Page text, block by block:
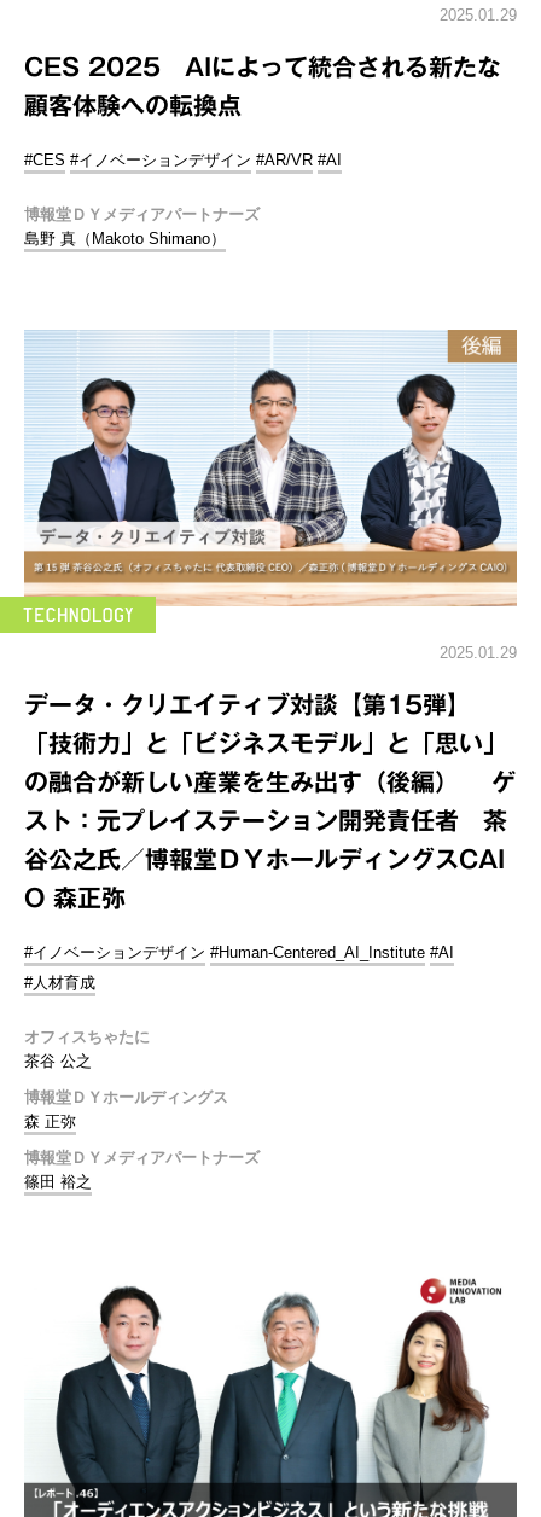
2025.01.29
CES 2025 AIによって統合される新たな
顧客体験への転換点
#CES #イノベーションデザイン #AR/VR #AI
博報堂ＤＹメディアパートナーズ
島野 真（Makoto Shimano）
2025.01.29
データ・クリエイティブ対談【第15弾】
「技術力」と「ビジネスモデル」と「思い」
の融合が新しい産業を生み出す（後編） ゲ
スト：元プレイステーション開発責任者 茶
谷公之氏／博報堂ＤＹホールディングスCAI
O 森正弥
#イノベーションデザイン #Human-Centered_AI_Institute #AI
#人材育成
オフィスちゃたに
茶谷 公之
博報堂ＤＹホールディングス
森 正弥
博報堂ＤＹメディアパートナーズ
篠田 裕之